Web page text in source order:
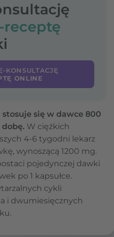
receptę
KONSULTACJĘ
ONLINE
się w dawce 800
dobę. W ciężkich
4-6 tygodni lekarz
wynoszącą 1200 mg.
pojedynczej dawki
po 1 kapsułce.
cykli
i dwumiesięcznych